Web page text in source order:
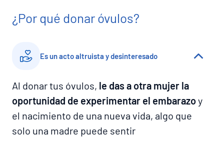
¿Por qué donar óvulos?
Es un acto altruista y desinteresado
Al donar tus óvulos, le das a otra mujer la
oportunidad de experimentar el embarazoy
el nacimiento de una nueva vida, algo que
solo una madre puede sentir